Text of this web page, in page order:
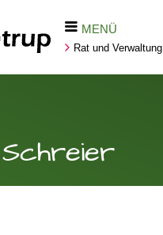
MENÜ
Rat und Verwaltung